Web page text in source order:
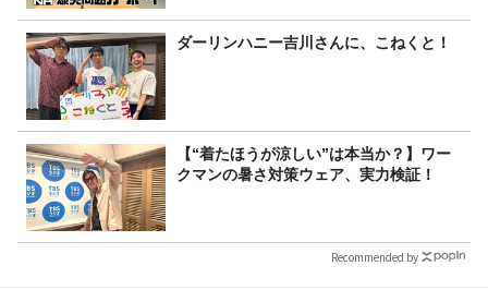
ダーリンハニー吉川さんに、こねくと！
【“着たほうが涼しい”は本当か？】ワー
クマンの暑さ対策ウェア、実力検証！
Recommended by